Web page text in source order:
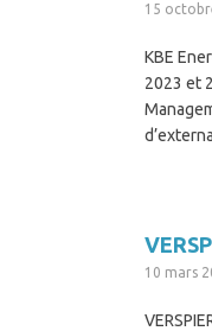
15
KBE
2023 et
10 mars